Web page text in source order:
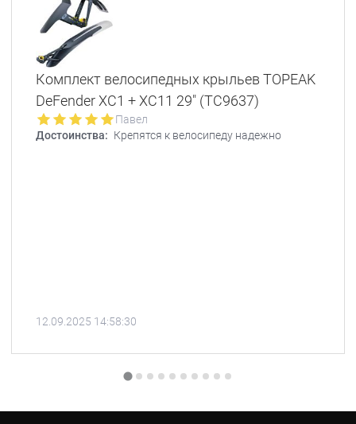
Комплект велосипедных крыльев TOPEAK
DeFender XC1 + XC11 29" (TC9637)
Павел
Достоинства: Крепятся к велосипеду надежно
12.09.2025 14:58:30